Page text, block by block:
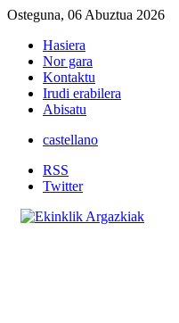
Osteguna, 06 Abuztua 2026
Hasiera
Nor gara
Kontaktu
Irudi erabilera
Abisatu
castellano
RSS
Twitter